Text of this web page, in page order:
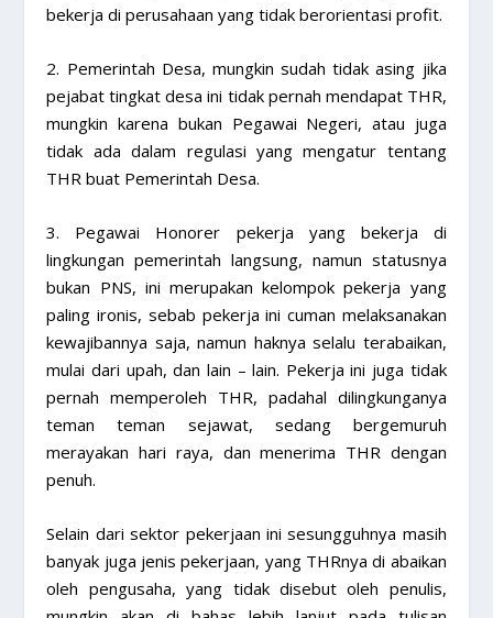
bekerja di perusahaan yang tidak berorientasi profit.
2. Pemerintah Desa, mungkin sudah tidak asing jika
pejabat tingkat desa ini tidak pernah mendapat THR,
mungkin karena bukan Pegawai Negeri, atau juga
tidak ada dalam regulasi yang mengatur tentang
THR buat Pemerintah Desa.
3. Pegawai Honorer pekerja yang bekerja di
lingkungan pemerintah langsung, namun statusnya
bukan PNS, ini merupakan kelompok pekerja yang
paling ironis, sebab pekerja ini cuman melaksanakan
kewajibannya saja, namun haknya selalu terabaikan,
mulai dari upah, dan lain – lain. Pekerja ini juga tidak
pernah memperoleh THR, padahal dilingkunganya
teman teman sejawat, sedang bergemuruh
merayakan hari raya, dan menerima THR dengan
penuh.
Selain dari sektor pekerjaan ini sesungguhnya masih
banyak juga jenis pekerjaan, yang THRnya di abaikan
oleh pengusaha, yang tidak disebut oleh penulis,